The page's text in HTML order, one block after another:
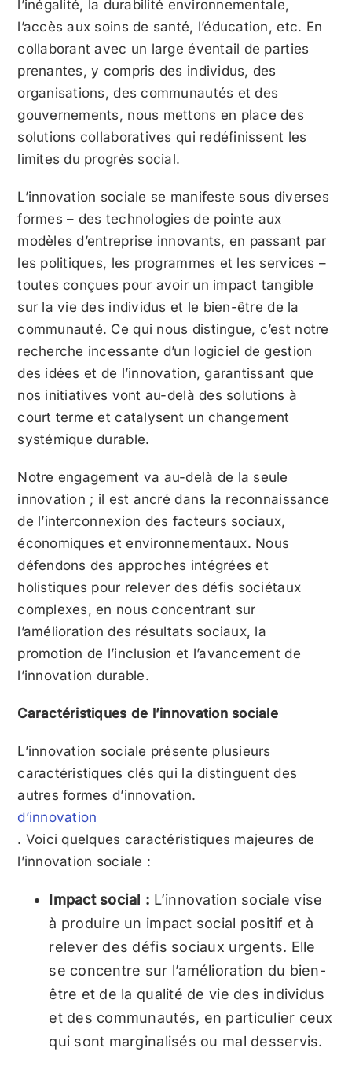
l’inégalité, la durabilité environnementale,
l’accès aux soins de santé, l’éducation, etc. En
collaborant avec un large éventail de parties
prenantes, y compris des individus, des
organisations, des communautés et des
gouvernements, nous mettons en place des
solutions collaboratives qui redéfinissent les
limites du progrès social.
L’innovation sociale se manifeste sous diverses
formes – des technologies de pointe aux
modèles d’entreprise innovants, en passant par
les politiques, les programmes et les services –
toutes conçues pour avoir un impact tangible
sur la vie des individus et le bien-être de la
communauté. Ce qui nous distingue, c’est notre
recherche incessante d’un logiciel de gestion
des idées et de l’innovation, garantissant que
nos initiatives vont au-delà des solutions à
court terme et catalysent un changement
systémique durable.
Notre engagement va au-delà de la seule
innovation ; il est ancré dans la reconnaissance
de l’interconnexion des facteurs sociaux,
économiques et environnementaux. Nous
défendons des approches intégrées et
holistiques pour relever des défis sociétaux
complexes, en nous concentrant sur
l’amélioration des résultats sociaux, la
promotion de l’inclusion et l’avancement de
l’innovation durable.
Caractéristiques de l’innovation sociale
L’innovation sociale présente plusieurs
caractéristiques clés qui la distinguent des
autres formes d’innovation.
d’innovation
. Voici quelques caractéristiques majeures de
l’innovation sociale :
Impact social : L’innovation sociale vise
à produire un impact social positif et à
relever des défis sociaux urgents. Elle
se concentre sur l’amélioration du bien-
être et de la qualité de vie des individus
et des communautés, en particulier ceux
qui sont marginalisés ou mal desservis.